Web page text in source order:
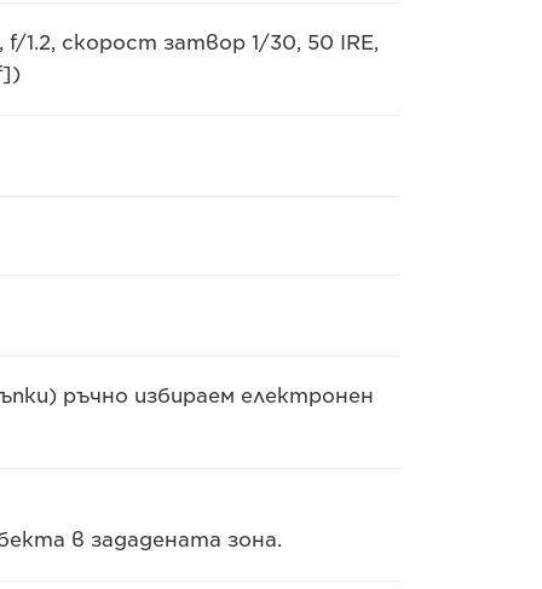
1.2, скорост затвор 1/30, 50 IRE,
ръчно избираем електронен
в зададената зона.